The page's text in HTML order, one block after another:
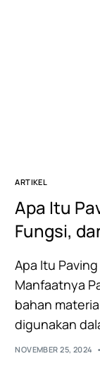
ARTIKEL
Apa Itu
Fungsi,
Apa Itu
Manfaatnya
bahan
digunakan
NOVEMBER 25, 2024